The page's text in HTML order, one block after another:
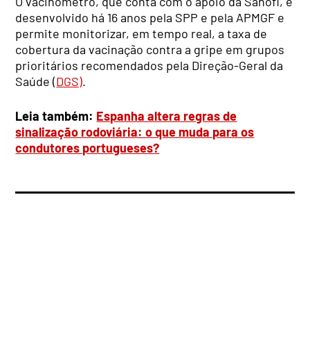
desenvolvido há 16 anos pela SPP e pela APMGF e
permite monitorizar, em tempo real, a taxa de
cobertura da vacinação contra a gripe em grupos
prioritários recomendados pela Direção-Geral da
Saúde (DGS).
Leia também: Espanha altera regras de
sinalização rodoviária: o que muda para os
condutores portugueses?